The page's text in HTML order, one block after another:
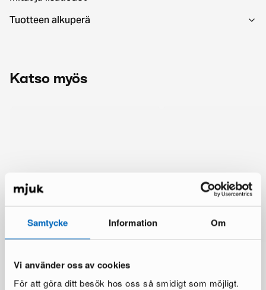
Samtycke Information Om
Vi använder oss av cookies
För att göra ditt besök hos oss så smidigt som möjligt.
Tuotteen alkuperä
Katso myös